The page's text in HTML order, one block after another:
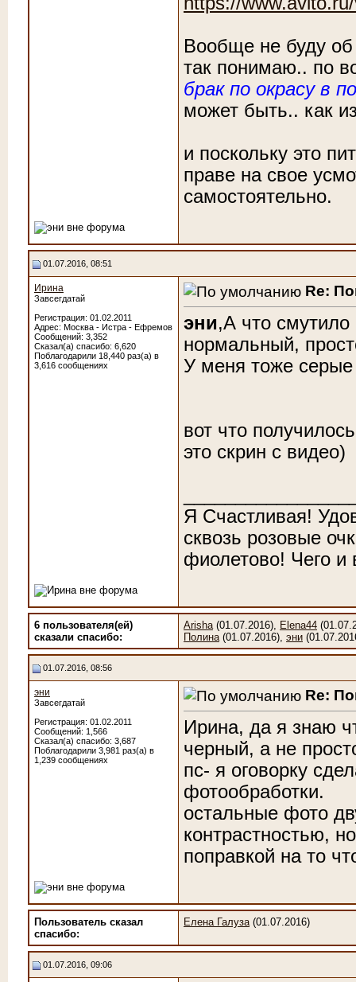
Вообще не буду
так понимаю.. по
брак по окрасу в
может быть.. как
и поскольку это
праве на свое
самостоятельно.
01.07.2016, 08:51
Ирина
Завсегдатай
Регистрация: 01.02.2011
Адрес: Москва - Истра - Ефремов
Сообщений: 3,352
Сказал(а) спасибо: 6,620
Поблагодарили 18,440 раз(а) в
3,616 сообщениях
Re:
эни,А что
нормальный,
У меня тоже
вот что
это скрин с видео)
Я Счастливая!
сквозь розовые
фиолетово! Чего
6 пользователя(ей)
сказали cпасибо:
Arisha(01.07.2016), Elena44
Полина(01.07.2016), эни
01.07.2016, 08:56
эни
Завсегдатай
Регистрация: 01.02.2011
Сообщений: 1,566
Сказал(а) спасибо: 3,687
Поблагодарили 3,981 раз(а) в
1,239 сообщениях
Re:
Ирина, да я знаю
черный, а не
пс- я оговорку
фотообработки.
остальные фото
контрастностью,
поправкой на то
Пользователь сказал
cпасибо:
Елена Галуза(01.07.2016)
01.07.2016, 09:06